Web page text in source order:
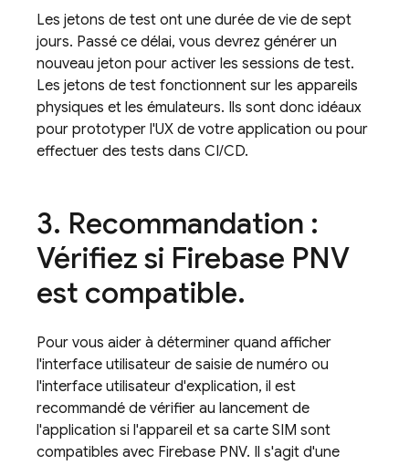
Les jetons de test ont une durée de vie de sept
jours. Passé ce délai, vous devrez générer un
nouveau jeton pour activer les sessions de test.
Les jetons de test fonctionnent sur les appareils
physiques et les émulateurs. Ils sont donc idéaux
pour prototyper l'UX de votre application ou pour
effectuer des tests dans CI/CD.
3. Recommandation :
Vérifiez si Firebase PNV
est compatible.
Pour vous aider à déterminer quand afficher
l'interface utilisateur de saisie de numéro ou
l'interface utilisateur d'explication, il est
recommandé de vérifier au lancement de
l'application si l'appareil et sa carte SIM sont
compatibles avec Firebase PNV. Il s'agit d'une